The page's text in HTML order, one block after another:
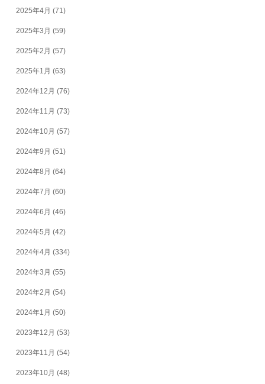
2025年4月 (71)
2025年3月 (59)
2025年2月 (57)
2025年1月 (63)
2024年12月 (76)
2024年11月 (73)
2024年10月 (57)
2024年9月 (51)
2024年8月 (64)
2024年7月 (60)
2024年6月 (46)
2024年5月 (42)
2024年4月 (334)
2024年3月 (55)
2024年2月 (54)
2024年1月 (50)
2023年12月 (53)
2023年11月 (54)
2023年10月 (48)